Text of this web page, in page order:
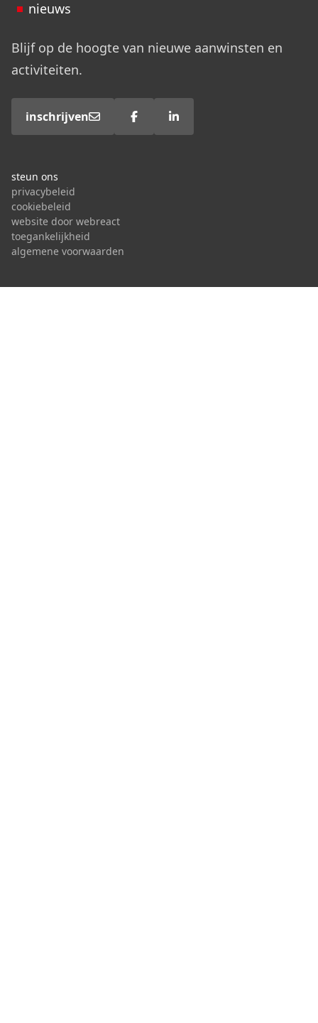
nieuws
Blijf op de hoogte van nieuwe aanwinsten en
activiteiten.
inschrijven
steun ons
privacybeleid
cookiebeleid
website door webreact
toegankelijkheid
algemene voorwaarden